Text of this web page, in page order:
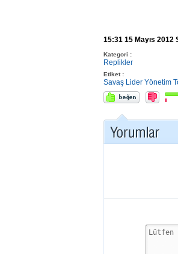
15:31 15 Mayıs 2012
Kategori :
Replikler
Etiket :
Savaş Lider Yönetim